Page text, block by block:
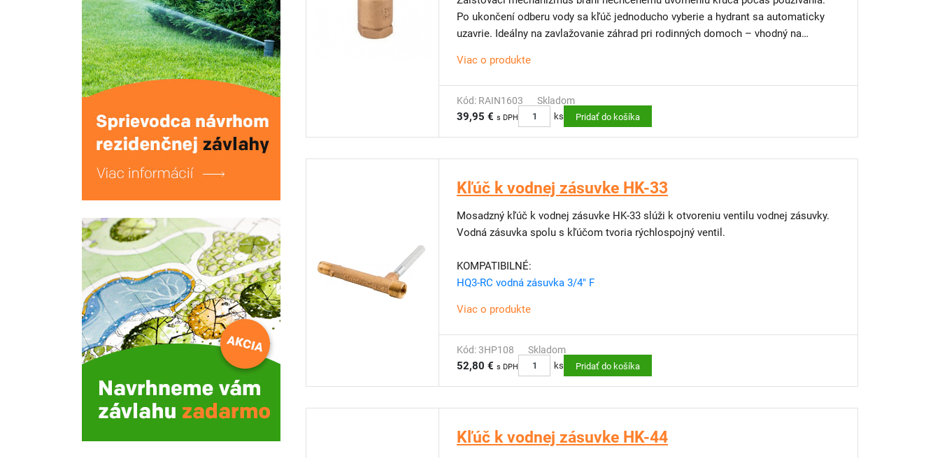
Po ukončení odberu vody sa kľúč jednoducho vyberie a hydrant sa automaticky
uzavrie. Ideálny na zavlažovanie záhrad pri rodinných domoch – vhodný na
záhradnej sprchy.
Viac o produkte
Kód: RAIN1603 Skladom
39,95 € s DPH ks Pridať do košíka
Kľúč k vodnej zásuvke HK-33
Mosadzný kľúč k vodnej zásuvke HK-33 slúži k otvoreniu ventilu vodnej zásuvky.
Vodná zásuvka spolu s kľúčom tvoria rýchlospojný ventil.
KOMPATIBILNÉ:
HQ3-RC vodná zásuvka 3/4" F
Viac o produkte
Kód: 3HP108 Skladom
52,80 € s DPH ks Pridať do košíka
Kľúč k vodnej zásuvke HK-44